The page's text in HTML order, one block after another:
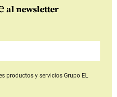
al newsletter
productos y serviciosGrupo EL